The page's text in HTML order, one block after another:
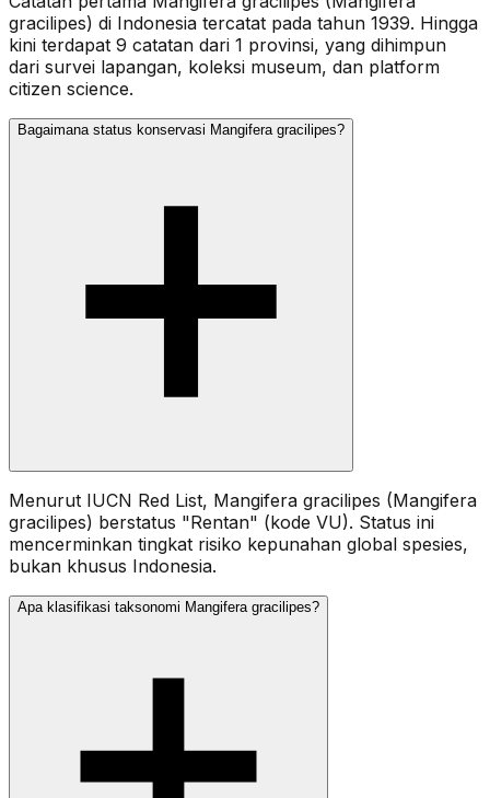
gracilipes) di Indonesia tercatat pada tahun 1939. Hingga
kini terdapat 9 catatan dari 1 provinsi, yang dihimpun
dari survei lapangan, koleksi museum, dan platform
citizen science.
Bagaimana status konservasi Mangifera gracilipes?
Menurut IUCN Red List, Mangifera gracilipes (Mangifera
gracilipes) berstatus "Rentan" (kode VU). Status ini
mencerminkan tingkat risiko kepunahan global spesies,
bukan khusus Indonesia.
Apa klasifikasi taksonomi Mangifera gracilipes?